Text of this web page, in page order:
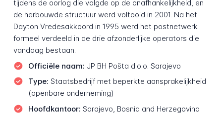
tijdens de oorlog die volgde op de onafhankelijkheid, en
de herbouwde structuur werd voltooid in 2001. Na het
Dayton Vredesakkoord in 1995 werd het postnetwerk
formeel verdeeld in de drie afzonderlijke operators die
vandaag bestaan.
Officiële naam: JP BH Pošta d.o.o. Sarajevo
Type: Staatsbedrijf met beperkte aansprakelijkheid
(openbare onderneming)
Hoofdkantoor: Sarajevo, Bosnia and Herzegovina